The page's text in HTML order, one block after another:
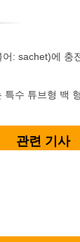
: sachet)에
수 튜브형 백
관련 기사